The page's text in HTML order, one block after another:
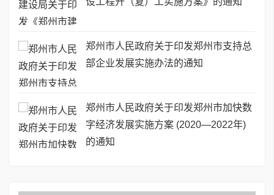
郑州市人民政府关于印发郑州市支持总
部企业发展实施办法的通知
郑州市人民政府关于印发郑州市加快数
字经济发展实施方案 (2020—2022年)
的通知